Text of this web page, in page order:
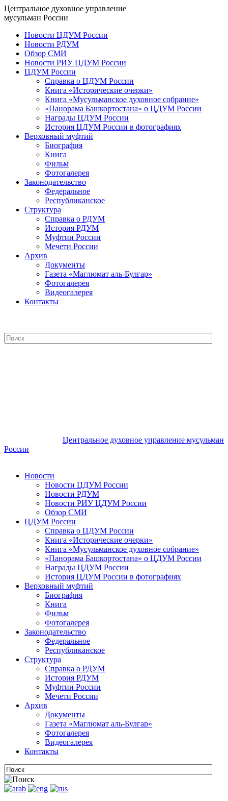
Центральное духовное управление
мусульман России
Новости ЦДУМ России
Новости РДУМ
Обзор СМИ
Новости РИУ ЦДУМ России
ЦДУМ России
Справка о ЦДУМ России
Книга «Исторические очерки»
Книга «Мусульманское духовное собрание»
«Панорама Башкортостана» о ЦДУМ России
Награды ЦДУМ России
История ЦДУМ России в фотографиях
Верховный муфтий
Биография
Книга
Фильм
Фотогалерея
Законодательство
Федеральное
Республиканское
Структура
Справка о РДУМ
История РДУМ
Муфтии России
Мечети России
Архив
Документы
Газета «Маглюмат аль-Булгар»
Фотогалерея
Видеогалерея
Контакты
Центральное духовное управление мусульман
России
Новости
Новости ЦДУМ России
Новости РДУМ
Новости РИУ ЦДУМ России
Обзор СМИ
ЦДУМ России
Справка о ЦДУМ России
Книга «Исторические очерки»
Книга «Мусульманское духовное собрание»
«Панорама Башкортостана» о ЦДУМ России
Награды ЦДУМ России
История ЦДУМ России в фотографиях
Верховный муфтий
Биография
Книга
Фильм
Фотогалерея
Законодательство
Федеральное
Республиканское
Структура
Справка о РДУМ
История РДУМ
Муфтии России
Мечети России
Архив
Документы
Газета «Маглюмат аль-Булгар»
Фотогалерея
Видеогалерея
Контакты